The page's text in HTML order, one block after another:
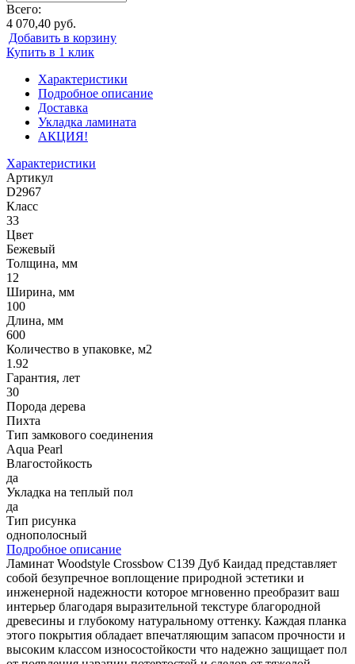
Всего:
4 070,40 руб.
Добавить в корзину
Купить в 1 клик
Характеристики
Подробное описание
Доставка
Укладка ламината
АКЦИЯ!
Характеристики
Артикул
D2967
Класс
33
Цвет
Бежевый
Толщина, мм
12
Ширина, мм
100
Длина, мм
600
Количество в упаковке, м2
1.92
Гарантия, лет
30
Порода дерева
Пихта
Тип замкового соединения
Aqua Pearl
Влагостойкость
да
Укладка на теплый пол
да
Тип рисунка
однополосный
Подробное описание
Ламинат Woodstyle Crossbow C139 Дуб Каидад представляет
собой безупречное воплощение природной эстетики и
инженерной надежности которое мгновенно преобразит ваш
интерьер благодаря выразительной текстуре благородной
древесины и глубокому натуральному оттенку. Каждая планка
этого покрытия обладает впечатляющим запасом прочности и
высоким классом износостойкости что надежно защищает пол